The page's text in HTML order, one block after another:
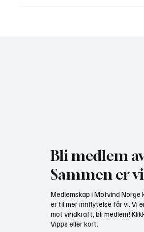
Bli medlem
Sammen er
Medlemskap i Motvind Norge
er til mer innflytelse får vi. Vi
mot vindkraft, bli medlem!
Vipps eller kort.